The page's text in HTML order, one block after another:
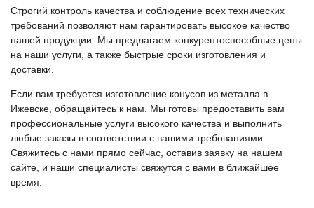
Строгий контроль качества и соблюдение всех технических
требований позволяют нам гарантировать высокое качество
нашей продукции. Мы предлагаем конкурентоспособные цены
на наши услуги, а также быстрые сроки изготовления и
доставки.
Если вам требуется изготовление конусов из металла в
Ижевске, обращайтесь к нам. Мы готовы предоставить вам
профессиональные услуги высокого качества и выполнить
любые заказы в соответствии с вашими требованиями.
Свяжитесь с нами прямо сейчас, оставив заявку на нашем
сайте, и наши специалисты свяжутся с вами в ближайшее
время.